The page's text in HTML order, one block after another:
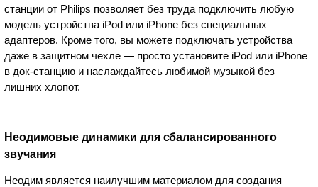
станции от Philips позволяет без труда подключить любую
модель устройства iPod или iPhone без специальных
адаптеров. Кроме того, вы можете подключать устройства
даже в защитном чехле — просто установите iPod или iPhone
в док-станцию и наслаждайтесь любимой музыкой без
лишних хлопот.
Неодимовые динамики для сбалансированного
звучания
Неодим является наилучшим материалом для создания